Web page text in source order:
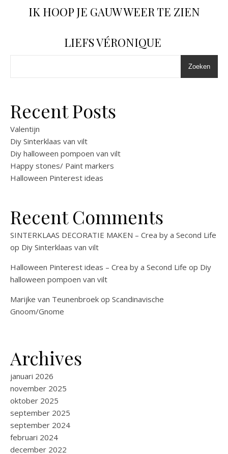
IK HOOP JE GAUW WEER TE ZIEN
LIEFS VÉRONIQUE
Zoeken
Recent Posts
Valentijn
Diy Sinterklaas van vilt
Diy halloween pompoen van vilt
Happy stones/ Paint markers
Halloween Pinterest ideas
Recent Comments
SINTERKLAAS DECORATIE MAKEN – Crea by a Second Life
op Diy Sinterklaas van vilt
Halloween Pinterest ideas – Crea by a Second Life op Diy
halloween pompoen van vilt
Marijke van Teunenbroek op Scandinavische
Gnoom/Gnome
Archives
januari 2026
november 2025
oktober 2025
september 2025
september 2024
februari 2024
december 2022